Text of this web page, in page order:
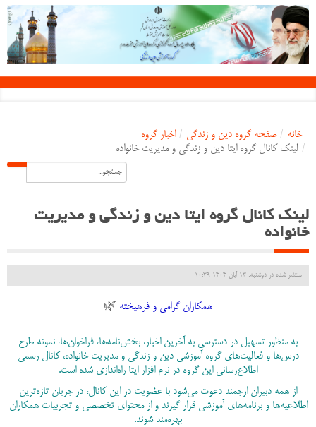
خانه / صفحه گروه دین و زندگی / اخبار گروه
/ لینک کانال گروه ایتا دین و زندگی و مدیریت خانواده
لینک کانال گروه ایتا دین و زندگی و مدیریت
خانواده
منتشر شده در دوشنبه, 13 آبان 1404 10:39
همکاران گرامی و فرهیخته 🌿
به منظور تسهیل در دسترسی به آخرین اخبار، بخش‌نامه‌ها، فراخوان‌ها، نمونه طرح
درس‌ها و فعالیت‌های گروه آموزشی دین و زندگی و مدیریت خانواده، کانال رسمی
اطلاع‌رسانی این گروه در نرم افزار ایتا راه‌اندازی شده است.
از همه دبیران ارجمند دعوت می‌شود با عضویت در این کانال، در جریان تازه‌ترین
اطلاعیه‌ها و برنامه‌های آموزشی قرار گیرند و از محتوای تخصصی و تجربیات همکاران
بهره‌مند شوند.